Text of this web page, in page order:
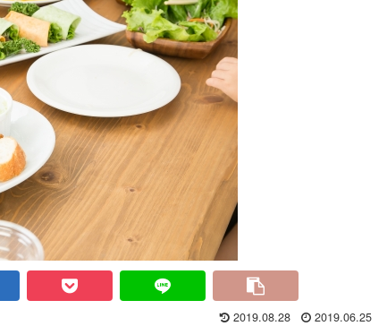
2019.08.28 2019.06.25